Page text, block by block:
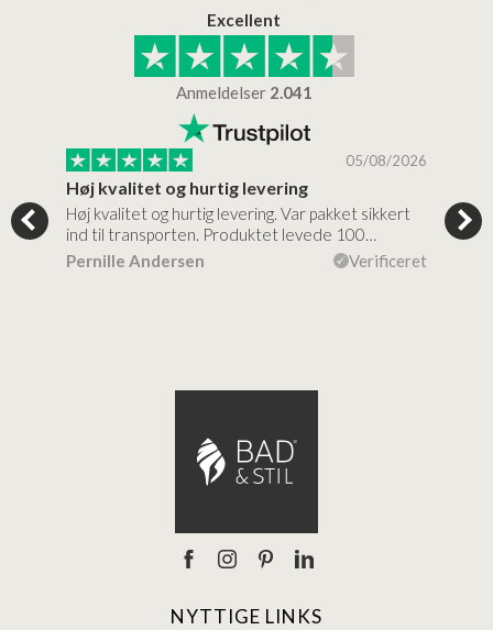
Excellent
Anmeldelser 2.041
05/08/2026
Høj kvalitet og hurtig levering
Høj kvalitet og hurtig levering. Var pakket sikkert
ind til transporten. Produktet levede 100…
Pernille Andersen
Verificeret
NYTTIGE LINKS